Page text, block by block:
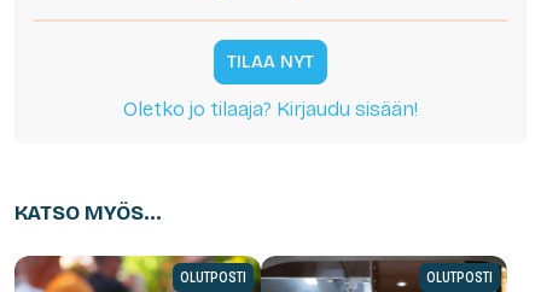
TILAA NYT
Oletko jo tilaaja? Kirjaudu sisään!
KATSO MYÖS...
OLUTPOSTI OLUTPOSTI